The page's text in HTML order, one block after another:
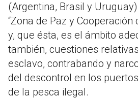
(Argentina, Brasil y
“Zona de Paz y Cooperación
y, que ésta, es el ámbito
también, cuestiones
esclavo, contrabando y
del descontrol en los
de la pesca ilegal.